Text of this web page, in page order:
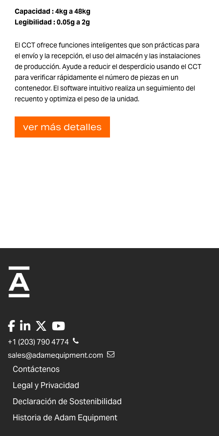
Capacidad :4kg a 48kg
Legibilidad :0.05g a 2g
El CCT ofrece funciones inteligentes que son prácticas para
el envío y la recepción, el uso del almacén y las instalaciones
de producción. Ayude a reducir el desperdicio usando el CCT
para verificar rápidamente el número de piezas en un
contenedor. El software intuitivo realiza un seguimiento del
recuento y optimiza el peso de la unidad.
ver más detalles
+1 (203) 790 4774
sales@adamequipment.com
Contáctenos
Legal y Privacidad
Declaración de Sostenibilidad
Historia de Adam Equipment